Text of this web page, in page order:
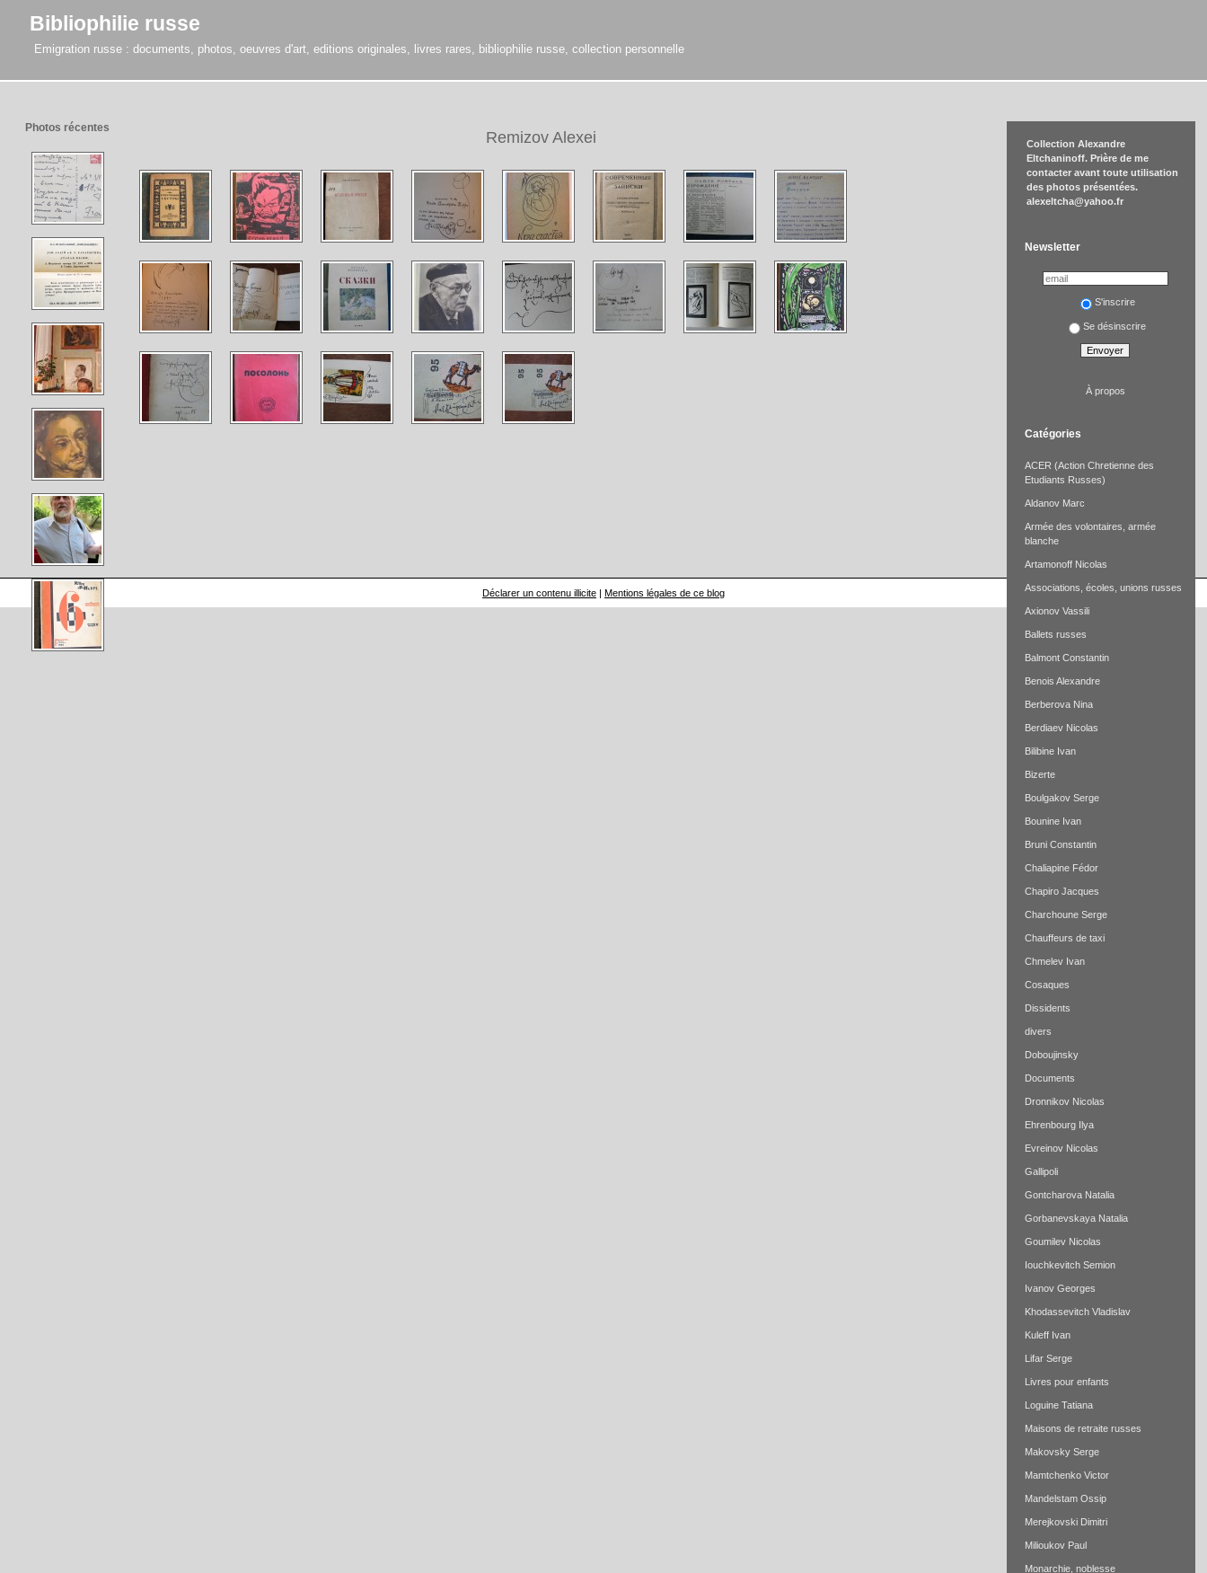
Bibliophilie russe
Emigration russe : documents, photos, oeuvres d'art, editions originales, livres rares, bibliophilie russe, collection personnelle
Remizov Alexei
Photos récentes
Collection Alexandre
Eltchaninoff. Prière de me
contacter avant toute utilisation
des photos présentées.
alexeltcha@yahoo.fr
Newsletter
S'inscrire
Se désinscrire
À propos
Catégories
ACER (Action Chretienne des
Etudiants Russes)
Aldanov Marc
Armée des volontaires, armée
blanche
Artamonoff Nicolas
Associations, écoles, unions russes
Axionov Vassili
Ballets russes
Balmont Constantin
Benois Alexandre
Berberova Nina
Berdiaev Nicolas
Bilibine Ivan
Bizerte
Boulgakov Serge
Bounine Ivan
Bruni Constantin
Chaliapine Fédor
Chapiro Jacques
Charchoune Serge
Chauffeurs de taxi
Chmelev Ivan
Cosaques
Dissidents
divers
Doboujinsky
Documents
Dronnikov Nicolas
Ehrenbourg Ilya
Evreinov Nicolas
Gallipoli
Gontcharova Natalia
Gorbanevskaya Natalia
Goumilev Nicolas
Iouchkevitch Semion
Ivanov Georges
Khodassevitch Vladislav
Kuleff Ivan
Lifar Serge
Livres pour enfants
Loguine Tatiana
Maisons de retraite russes
Makovsky Serge
Mamtchenko Victor
Mandelstam Ossip
Merejkovski Dimitri
Milioukov Paul
Monarchie, noblesse
Déclarer un contenu illicite | Mentions légales de ce blog